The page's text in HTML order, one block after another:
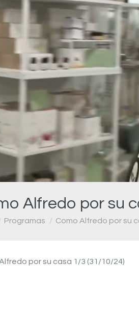
Alfredo por su
Programas Como Alfredo por su
por su casa 1/3 (31/10/24)